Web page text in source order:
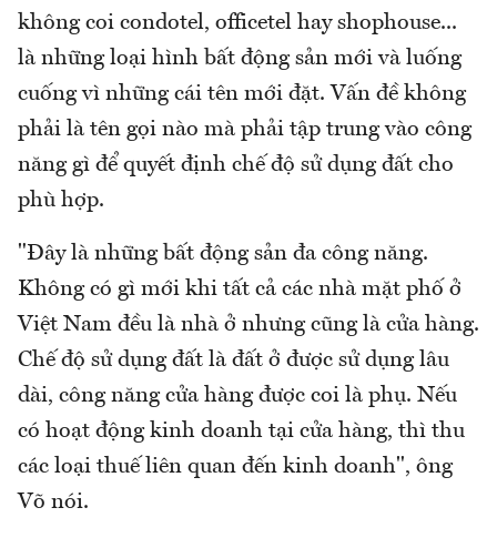
không coi condotel, officetel hay shophouse...
là những loại hình bất động sản mới và luống
cuống vì những cái tên mới đặt. Vấn đề không
phải là tên gọi nào mà phải tập trung vào công
năng gì để quyết định chế độ sử dụng đất cho
phù hợp.
"Đây là những bất động sản đa công năng.
Không có gì mới khi tất cả các nhà mặt phố ở
Việt Nam đều là nhà ở nhưng cũng là cửa hàng.
Chế độ sử dụng đất là đất ở được sử dụng lâu
dài, công năng cửa hàng được coi là phụ. Nếu
có hoạt động kinh doanh tại cửa hàng, thì thu
các loại thuế liên quan đến kinh doanh", ông
Võ nói.